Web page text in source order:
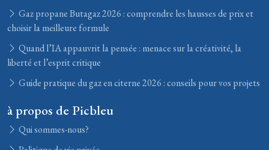
Gaz propane Butagaz 2026 : comprendre les hausses de prix et
choisir la meilleure formule
Quand l’IA appauvrit la pensée : menace sur la créativité, la
liberté et l’esprit critique
Guide pratique du gaz en citerne 2026 : conseils pour vos projets
à propos de Picbleu
Qui sommes-nous?